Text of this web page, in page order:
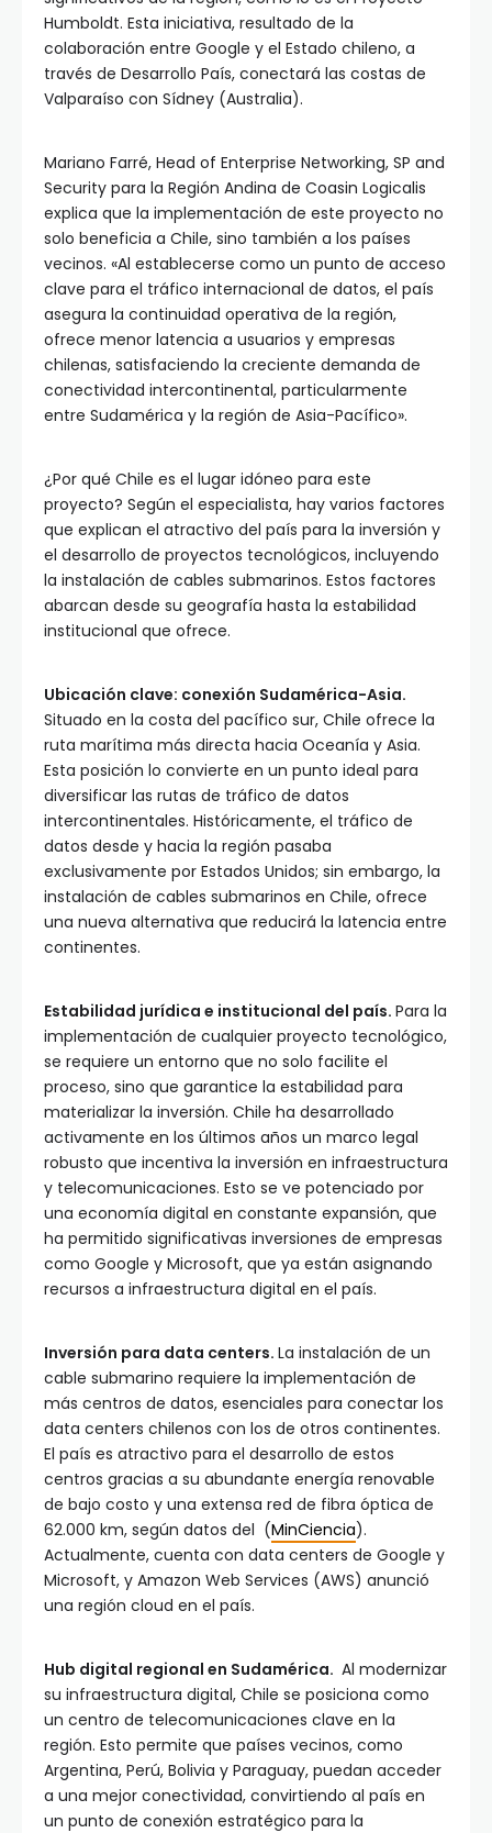
Humboldt. Esta iniciativa, resultado de la
colaboración entre Google y el Estado chileno, a
través de Desarrollo País, conectará las costas de
Valparaíso con Sídney (Australia).
Mariano Farré, Head of Enterprise Networking, SP and
Security para la Región Andina de Coasin Logicalis
explica que la implementación de este proyecto no
solo beneficia a Chile, sino también a los países
vecinos. «Al establecerse como un punto de acceso
clave para el tráfico internacional de datos, el país
asegura la continuidad operativa de la región,
ofrece menor latencia a usuarios y empresas
chilenas, satisfaciendo la creciente demanda de
conectividad intercontinental, particularmente
entre Sudamérica y la región de Asia-Pacífico».
¿Por qué Chile es el lugar idóneo para este
proyecto? Según el especialista, hay varios factores
que explican el atractivo del país para la inversión y
el desarrollo de proyectos tecnológicos, incluyendo
la instalación de cables submarinos. Estos factores
abarcan desde su geografía hasta la estabilidad
institucional que ofrece.
Ubicación clave: conexión Sudamérica-Asia.
Situado en la costa del pacífico sur, Chile ofrece la
ruta marítima más directa hacia Oceanía y Asia.
Esta posición lo convierte en un punto ideal para
diversificar las rutas de tráfico de datos
intercontinentales. Históricamente, el tráfico de
datos desde y hacia la región pasaba
exclusivamente por Estados Unidos; sin embargo, la
instalación de cables submarinos en Chile, ofrece
una nueva alternativa que reducirá la latencia entre
continentes.
Estabilidad jurídica e institucional del país. Para la
implementación de cualquier proyecto tecnológico,
se requiere un entorno que no solo facilite el
proceso, sino que garantice la estabilidad para
materializar la inversión. Chile ha desarrollado
activamente en los últimos años un marco legal
robusto que incentiva la inversión en infraestructura
y telecomunicaciones. Esto se ve potenciado por
una economía digital en constante expansión, que
ha permitido significativas inversiones de empresas
como Google y Microsoft, que ya están asignando
recursos a infraestructura digital en el país.
Inversión para data centers. La instalación de un
cable submarino requiere la implementación de
más centros de datos, esenciales para conectar los
data centers chilenos con los de otros continentes.
El país es atractivo para el desarrollo de estos
centros gracias a su abundante energía renovable
de bajo costo y una extensa red de fibra óptica de
62.000 km, según datos del (MinCiencia).
Actualmente, cuenta con data centers de Google y
Microsoft, y Amazon Web Services (AWS) anunció
una región cloud en el país.
Hub digital regional en Sudamérica. Al modernizar
su infraestructura digital, Chile se posiciona como
un centro de telecomunicaciones clave en la
región. Esto permite que países vecinos, como
Argentina, Perú, Bolivia y Paraguay, puedan acceder
a una mejor conectividad, convirtiendo al país en
un punto de conexión estratégico para la